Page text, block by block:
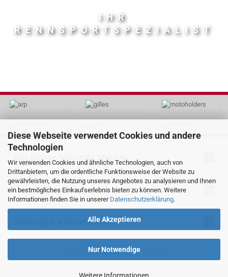
Diese Webseite verwendet Cookies und andere
Technologien
Wir verwenden Cookies und ähnliche Technologien, auch von
Drittanbietern, um die ordentliche Funktionsweise der Website zu
gewährleisten, die Nutzung unseres Angebotes zu analysieren und Ihnen
ein bestmögliches Einkaufserlebnis bieten zu können. Weitere
Informationen finden Sie in unserer Datenschutzerklärung.
Alle Akzeptieren
Nur Notwendige
IHR
RENNSPORTSPEZIALIST
Wir führen folgende Marken
Quicklink
Zahlung & Versand
Impressum |Datenschutz